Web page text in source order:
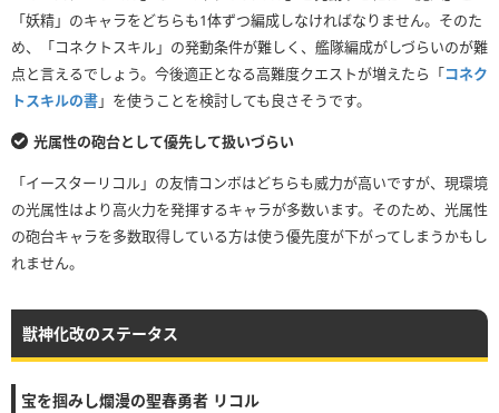
「妖精」のキャラをどちらも1体ずつ編成しなければなりません。そのた
め、「コネクトスキル」の発動条件が難しく、艦隊編成がしづらいのが難
点と言えるでしょう。今後適正となる高難度クエストが増えたら「コネク
トスキルの書」を使うことを検討しても良さそうです。
光属性の砲台として優先して扱いづらい
「イースターリコル」の友情コンボはどちらも威力が高いですが、現環境
の光属性はより高火力を発揮するキャラが多数います。そのため、光属性
の砲台キャラを多数取得している方は使う優先度が下がってしまうかもし
れません。
獣神化改のステータス
宝を掴みし爛漫の聖春勇者 リコル